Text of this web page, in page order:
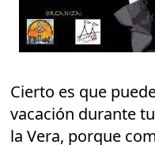
Cierto es que
vacación durante
la Vera, porque